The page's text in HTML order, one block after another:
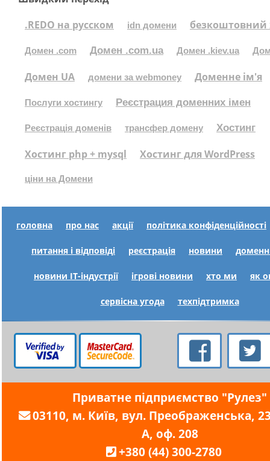
.REDO на русском
idn домени безкоштовний
Домен .com Домен .com.ua Домен .kiev.ua
Домен UA домени за webmoney Доменне ім'я
Послуги хостингу Реєстрация доменних імен
Реєстрація доменів трансфер домену Хостинг
Хостинг php + mysql Хостинг для WordPress
ціни на Домени
головна про нас акції політика конфіденційності
питання і відповіді реєстрація новини
новини IT-індустрії ігрові новини хто ми як
сервісна угода техпідтримка
Приватне підприємство "Рулез"
03110, м. Київ, вул. Преображенська,
А, оф. 208
+380 (44) 300-2780